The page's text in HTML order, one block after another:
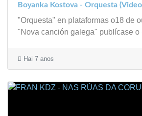
Boyanka Kostova - Orquesta
"Orquesta" en plataformas o18 de
"Nova canción galega" publícase o
Hai 7 anos